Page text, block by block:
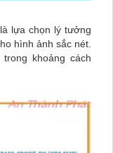
lựa chọn lý tưởng
hình ảnh sắc nét.
khoảng cách